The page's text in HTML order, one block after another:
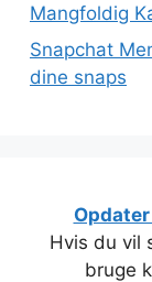
Mangfoldig
Snapchat
dine snaps
Hvis du vil
bruge